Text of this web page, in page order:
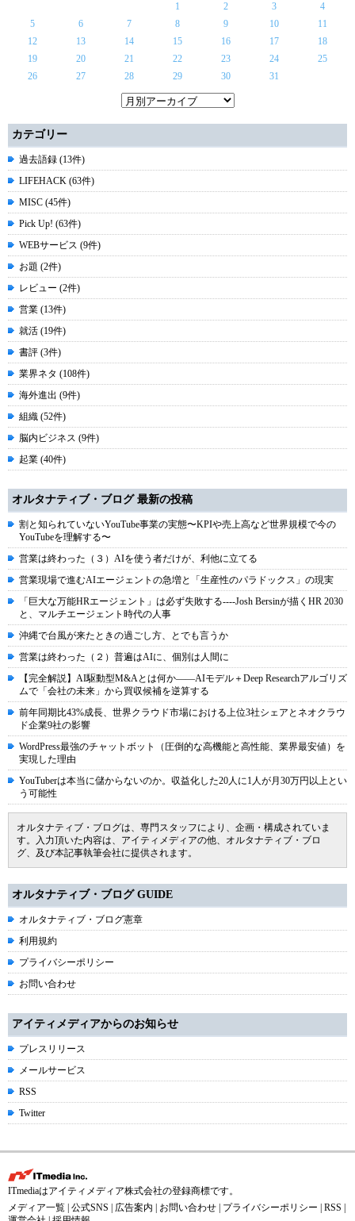
1
2 3
4
5
6 7 8 9 10
11
12
13 14 15 16 17
18
19
20 21 22 23 24
25
26
27 28 29 30 31
カテゴリー
過去語録 (13件)
LIFEHACK (63件)
MISC (45件)
Pick Up! (63件)
WEBサービス (9件)
お題 (2件)
レビュー (2件)
営業 (13件)
就活 (19件)
書評 (3件)
業界ネタ (108件)
海外進出 (9件)
組織 (52件)
脳内ビジネス (9件)
起業 (40件)
オルタナティブ・ブログ 最新の投稿
割と知られていないYouTube事業の実態〜KPIや売上高など世界規模で今の
YouTubeを理解する〜
営業は終わった（３）AIを使う者だけが、利他に立てる
営業現場で進むAIエージェントの急増と「生産性のパラドックス」の現実
「巨大な万能HRエージェント」は必ず失敗する----Josh Bersinが描くHR 2030
と、マルチエージェント時代の人事
沖縄で台風が来たときの過ごし方、とでも言うか
営業は終わった（２）普遍はAIに、個別は人間に
【完全解説】AI駆動型M&Aとは何か――AIモデル＋Deep Researchアルゴリズ
ムで「会社の未来」から買収候補を逆算する
前年同期比43%成長、世界クラウド市場における上位3社シェアとネオクラウ
ド企業9社の影響
WordPress最強のチャットボット（圧倒的な高機能と高性能、業界最安値）を
実現した理由
YouTuberは本当に儲からないのか。収益化した20人に1人が月30万円以上とい
う可能性
オルタナティブ・ブログは、専門スタッフにより、企画・構成されていま
す。入力頂いた内容は、アイティメディアの他、オルタナティブ・ブロ
グ、及び本記事執筆会社に提供されます。
オルタナティブ・ブログ GUIDE
オルタナティブ・ブログ憲章
利用規約
プライバシーポリシー
お問い合わせ
アイティメディアからのお知らせ
プレスリリース
メールサービス
RSS
Twitter
ITmediaはアイティメディア株式会社の登録商標です。
メディア一覧 公式SNS 広告案内 お問い合わせ プライバシーポリシー RSS